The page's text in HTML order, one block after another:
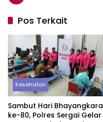
Pos Terkait
Kesehatan
Sambut Hari Bhayangkara
ke-80, Polres Sergai Gelar